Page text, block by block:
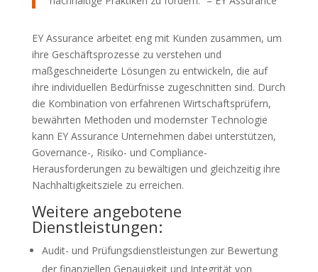
EY Assurance arbeitet eng mit Kunden zusammen, um
ihre Geschäftsprozesse zu verstehen und
maßgeschneiderte Lösungen zu entwickeln, die auf
ihre individuellen Bedürfnisse zugeschnitten sind. Durch
die Kombination von erfahrenen Wirtschaftsprüfern,
bewährten Methoden und modernster Technologie
kann EY Assurance Unternehmen dabei unterstützen,
Governance-, Risiko- und Compliance-
Herausforderungen zu bewältigen und gleichzeitig ihre
Nachhaltigkeitsziele zu erreichen.
Weitere angebotene
Dienstleistungen:
Audit- und Prüfungsdienstleistungen zur Bewertung
der finanziellen Genauigkeit und Integrität von